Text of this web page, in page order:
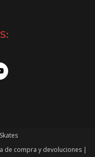
de compra y devoluciones|